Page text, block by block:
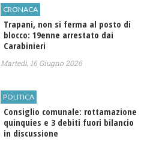
CRONACA
Trapani, non si ferma al posto di
blocco: 19enne arrestato dai
Carabinieri
Martedì, 16 Giugno 2026
POLITICA
Consiglio comunale: rottamazione
quinquies e 3 debiti fuori bilancio
in discussione